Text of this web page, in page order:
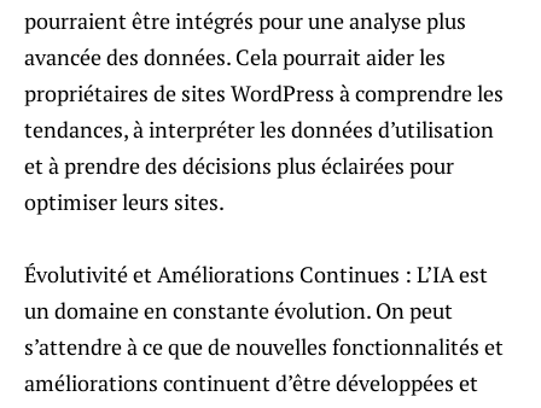
pourraient être intégrés pour une analyse plus
avancée des données. Cela pourrait aider les
propriétaires de sites WordPress à comprendre les
tendances, à interpréter les données d’utilisation
et à prendre des décisions plus éclairées pour
optimiser leurs sites.
Évolutivité et Améliorations Continues : L’IA est
un domaine en constante évolution. On peut
s’attendre à ce que de nouvelles fonctionnalités et
améliorations continuent d’être développées et